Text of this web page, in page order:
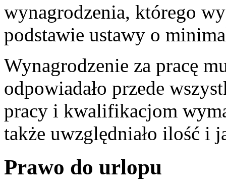
wynagrodzenia, którego
podstawie ustawy o
Wynagrodzenie za pracę
odpowiadało przede
pracy i kwalifikacjom
także uwzględniało ilość i
Prawo do urlopu